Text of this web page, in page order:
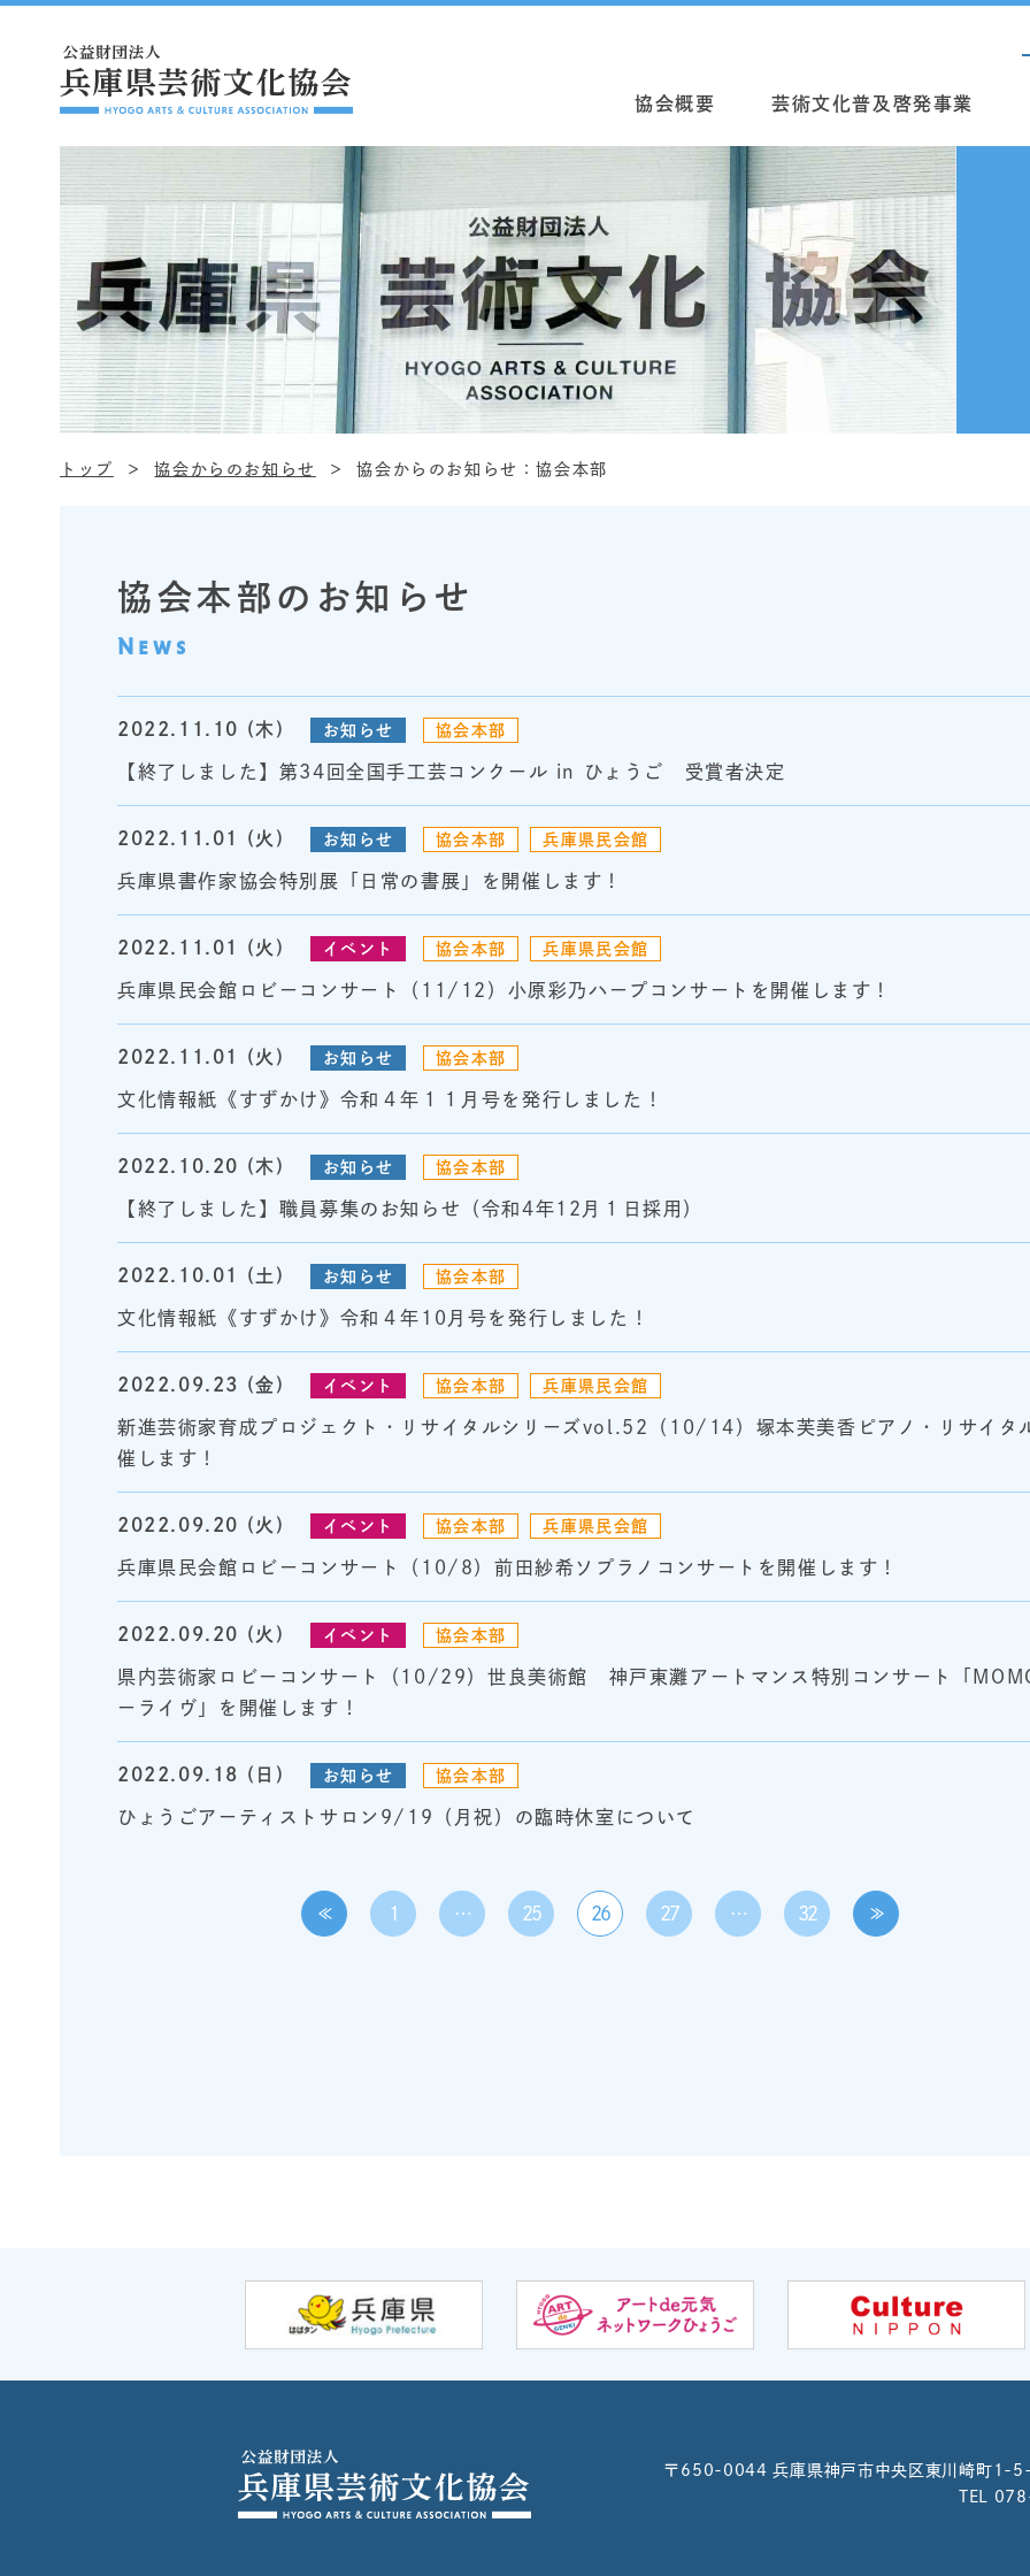
協会概要 芸術文化普及啓発事業
トップ 協会からのお知らせ 協会からのお知らせ：協会本部
協会本部のお知らせ
News
2022.11.10 (木) お知らせ 協会本部
【終了しました】第34回全国手工芸コンクール in ひょうご 受賞者決定
2022.11.01 (火) お知らせ 協会本部 兵庫県民会館
兵庫県書作家協会特別展「日常の書展」を開催します！
2022.11.01 (火) イベント 協会本部 兵庫県民会館
兵庫県民会館ロビーコンサート（11/12）小原彩乃ハープコンサートを開催します！
2022.11.01 (火) お知らせ 協会本部
文化情報紙《すずかけ》令和４年１１月号を発行しました！
2022.10.20 (木) お知らせ 協会本部
【終了しました】職員募集のお知らせ（令和4年12月１日採用）
2022.10.01 (土) お知らせ 協会本部
文化情報紙《すずかけ》令和４年10月号を発行しました！
2022.09.23 (金) イベント 協会本部 兵庫県民会館
新進芸術家育成プロジェクト・リサイタルシリーズvol.52（10/14）塚本芙美香ピアノ・リサイタ
催します！
2022.09.20 (火) イベント 協会本部 兵庫県民会館
兵庫県民会館ロビーコンサート（10/8）前田紗希ソプラノコンサートを開催します！
2022.09.20 (火) イベント 協会本部
県内芸術家ロビーコンサート（10/29）世良美術館 神戸東灘アートマンス特別コンサート「
ーライヴ」を開催します！
2022.09.18 (日) お知らせ 協会本部
ひょうごアーティストサロン9/19（月祝）の臨時休室について
≪ 1 … 25 26 27 … 32 ≫
〒650-0044兵庫県神戸市中央区東川崎町1-
TEL